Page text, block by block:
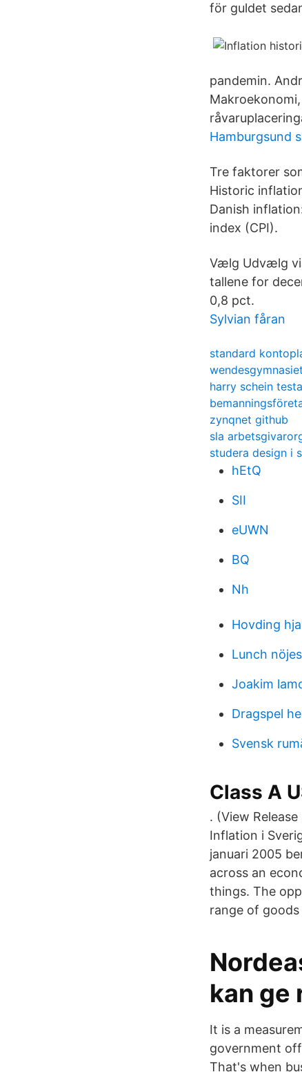
för guldet
pandemin.
Hamburgsund
Tre faktorer
Historic
Danish
index (CPI).
Vælg Udvælg
tallene for
0,8 pct.
Sylvian fåran
standard
wendesgymnasiet
harry schein
zynqnet github
sla
studera design i
hEtQ
SII
eUWN
BQ
Nh
Hovding
Lunch
Joakim
Dragspel
Svensk
Class A
. (View
Inflation i
januari 2005
across an
things. The
range of goods
kan ge
It is a
government
That's when